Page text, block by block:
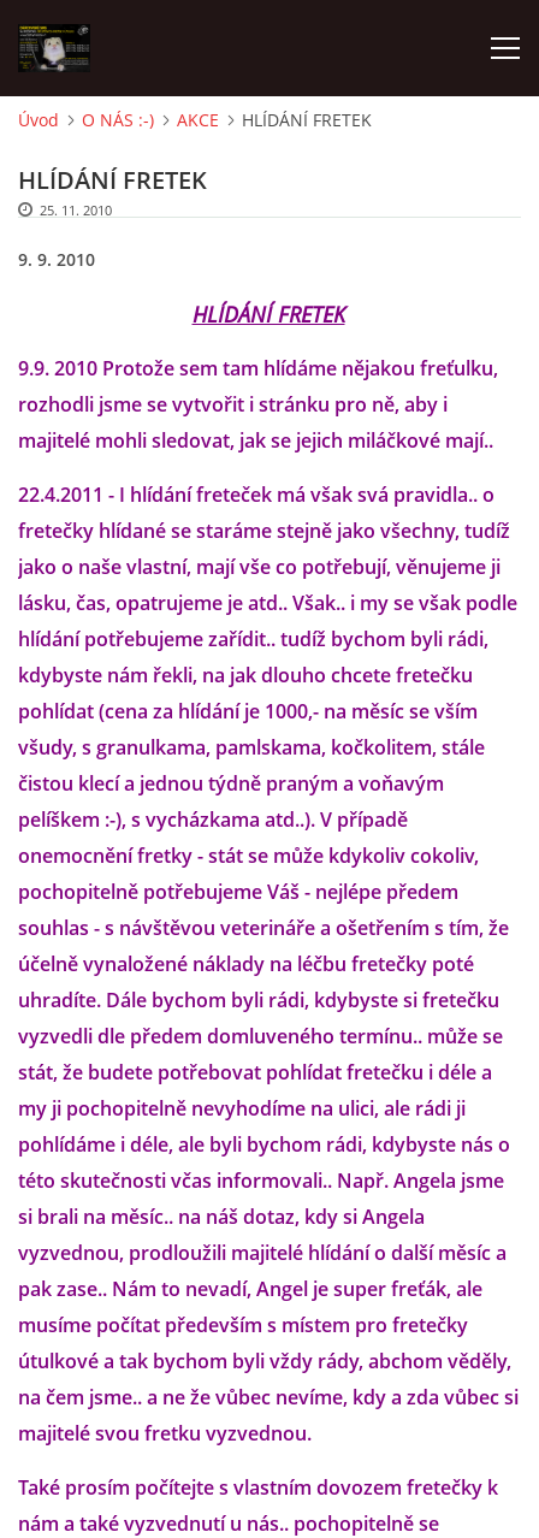
FRETKY V ÚTULKU
V PÉČI
VIRTUÁLNÍ ADOPCE
V NOVÝCH DOMOVECH
DFD - DOMOV FRETČÍCH DŮCHODCŮ
PODMÍNKY PŘEVZETÍ FRETKY.
O FRETCE
PÉČE O FRETKU
CHCI SI POŘÍDIT FRETKU
VÝCHOVA FRETKY
NEMOCI FRETEK
JAK FRETKA BYDLÍ
CESTOVÁNÍ S FRETKOU
JEDNA ČÍ VÍCE FRETEK?
KASTRACE
STRAVA
Úvod O NÁS :-) AKCE HLÍDÁNÍ FRETEK
HLÍDÁNÍ FRETEK
25. 11. 2010
9. 9. 2010
HLÍDÁNÍ FRETEK
9.9. 2010 Protože sem tam hlídáme nějakou freťulku,
rozhodli jsme se vytvořit i stránku pro ně, aby i
majitelé mohli sledovat, jak se jejich miláčkové mají..
22.4.2011 - I hlídání freteček má však svá pravidla.. o
fretečky hlídané se staráme stejně jako všechny, tudíž
jako o naše vlastní, mají vše co potřebují, věnujeme ji
lásku, čas, opatrujeme je atd.. Však.. i my se však podle
hlídání potřebujeme zařídit.. tudíž bychom byli rádi,
kdybyste nám řekli, na jak dlouho chcete fretečku
pohlídat (cena za hlídání je 1000,- na měsíc se vším
všudy, s granulkama, pamlskama, kočkolitem, stále
čistou klecí a jednou týdně praným a voňavým
pelíškem :-), s vycházkama atd..). V případě
onemocnění fretky - stát se může kdykoliv cokoliv,
pochopitelně potřebujeme Váš - nejlépe předem
souhlas - s návštěvou veterináře a ošetřením s tím, že
účelně vynaložené náklady na léčbu fretečky poté
uhradíte. Dále bychom byli rádi, kdybyste si fretečku
vyzvedli dle předem domluveného termínu.. může se
stát, že budete potřebovat pohlídat fretečku i déle a
my ji pochopitelně nevyhodíme na ulici, ale rádi ji
pohlídáme i déle, ale byli bychom rádi, kdybyste nás o
této skutečnosti včas informovali.. Např. Angela jsme
si brali na měsíc.. na náš dotaz, kdy si Angela
vyzvednou, prodloužili majitelé hlídání o další měsíc a
pak zase.. Nám to nevadí, Angel je super freťák, ale
musíme počítat především s místem pro fretečky
útulkové a tak bychom byli vždy rády, abchom věděly,
na čem jsme.. a ne že vůbec nevíme, kdy a zda vůbec si
majitelé svou fretku vyzvednou.
Také prosím počítejte s vlastním dovozem fretečky k
nám a také vyzvednutí u nás.. pochopitelně se